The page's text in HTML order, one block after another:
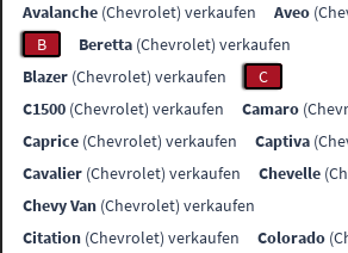
Avalanche (Chevrolet) verkaufen Aveo
B
Beretta (Chevrolet) verkaufen
Blazer (Chevrolet) verkaufen
C
C1500 (Chevrolet) verkaufen Camaro
Caprice (Chevrolet) verkaufen Captiva
Cavalier (Chevrolet) verkaufen Chevelle
Chevy Van (Chevrolet) verkaufen
Citation (Chevrolet) verkaufen Colorado